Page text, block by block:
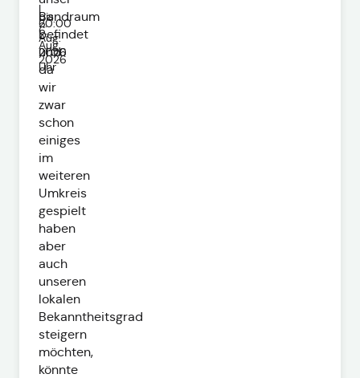
6.
Aug.
2026
bis
6.
Aug.
2026
|
20:00
-
21:00
Uhr
Bandraum
befindet
und
da
wir
zwar
schon
einiges
im
weiteren
Umkreis
gespielt
haben
aber
auch
unseren
lokalen
Bekanntheitsgrad
steigern
möchten,
könnte